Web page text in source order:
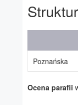
Poznańska
Ocena parafii